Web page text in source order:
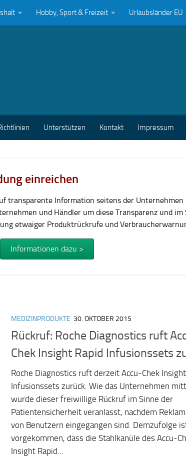
Hobby, Sport & Freizeit Urlaubsländer EU
Unterstützen Kontakt Impressum
einreichen
transparente Information seitens der Unternehmen
und Händler um diese Transparenz und im
etwaiger Produktrückrufe und
Informationen dazu >
MEDIZINPRODUKTE 30. OKTOBER 2015
Rückruf: Roche Diagnostics ruft
Chek Insight Rapid Infusionssets
Roche Diagnostics ruft derzeit Accu-Chek
Infusionssets zurück. Wie das Unternehmen
wurde dieser freiwillige Rückruf im Sinne der
Patientensicherheit veranlasst, nachdem
von Benutzern eingegangen sind. Demzufolge
vorgekommen, dass die Stahlkanüle des Accu-
Insight Rapid...